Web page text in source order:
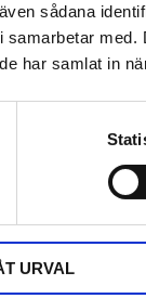
sådana
har samlat in
URVALBli den